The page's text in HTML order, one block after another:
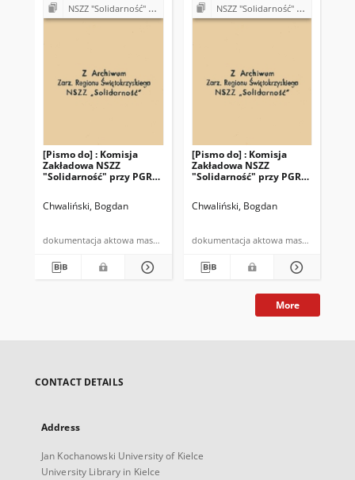
NSZZ "Solidarność" w Państwowym Gospodarstwie Rolnym w Piekoszowie
[Pismo do] : Komisja
Zakładowa NSZZ
"Solidarność" przy PGR
Chwaliński, Bogdan
dokumentacja aktowa maszynopis
NSZZ "Solidarność" w Państwowym Gospodarstwie Rolnym w Piekoszowie
[Pismo do] : Komisja
Zakładowa NSZZ
"Solidarność" przy PGR
Chwaliński, Bogdan
dokumentacja aktowa maszynopis
More
CONTACT DETAILS
Address
Jan Kochanowski University of Kielce
University Library in Kielce